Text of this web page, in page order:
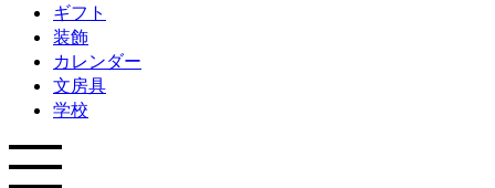
ギフト
装飾
カレンダー
文房具
学校